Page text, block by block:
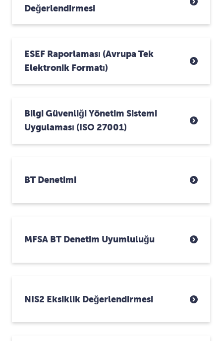
Değerlendirmesi
ESEF Raporlaması (Avrupa Tek
Elektronik Formatı)
Bilgi Güvenliği Yönetim Sistemi
Uygulaması (ISO 27001)
BT Denetimi
MFSA BT Denetim Uyumluluğu
NIS2 Eksiklik Değerlendirmesi